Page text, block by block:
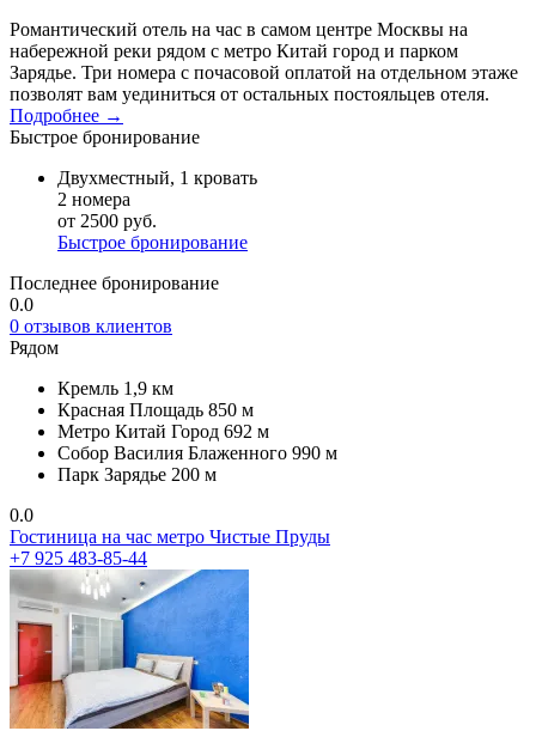
Романтический отель на час в самом центре Москвы на
набережной реки рядом с метро Китай город и парком
Зарядье. Три номера с почасовой оплатой на отдельном этаже
позволят вам уединиться от остальных постояльцев отеля.
Подробнее →
Быстрое бронирование
Двухместный, 1 кровать
2 номера
от 2500 руб.
Быстрое бронирование
Последнее бронирование
0.0
0 отзывов клиентов
Рядом
Кремль 1,9 км
Красная Площадь 850 м
Метро Китай Город 692 м
Собор Василия Блаженного 990 м
Парк Зарядье 200 м
0.0
Гостиница на час метро Чистые Пруды
+7 925 483-85-44